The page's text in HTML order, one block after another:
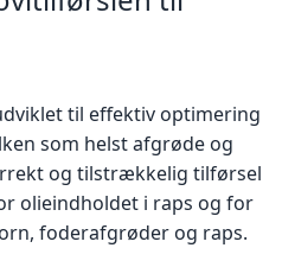
til effektiv optimering
som helst afgrøde og
og tilstrækkelig tilførsel
olieindholdet i raps og for
foderafgrøder og raps.